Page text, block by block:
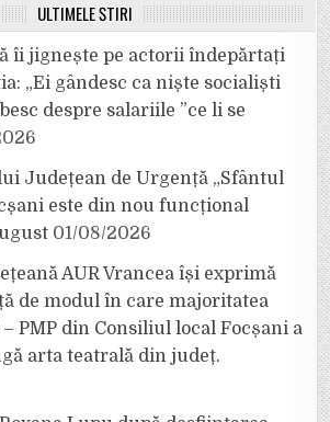
ULTIMELE ȘTIRI
îi jignește pe actorii îndepărtați
„Ei gândesc ca niște socialiști
despre salariile ”ce li se
Județean de Urgență „Sfântul
este din nou funcțional
01/08/2026
AUR Vrancea își exprimă
de modul în care majoritatea
– PMP din Consiliul local Focșani a
arta teatrală din județ.